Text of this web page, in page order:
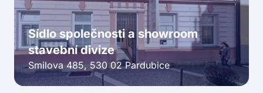
Sídlo společnosti a showroom
stavební divize
Smilova 485, 530 02 Pardubice